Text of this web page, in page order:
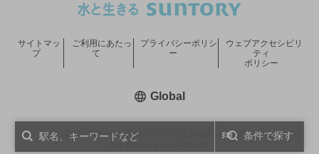
条件で探す
COPYRIGHT © SUNTORY HOLDINGS LIMITED.
サイトマッ
プ
ご利用にあたっ
て
プライバシーポリシ
ー
ウェブアクセシビリ
ティ
ポリシー
Global新しいウィンドウで開く